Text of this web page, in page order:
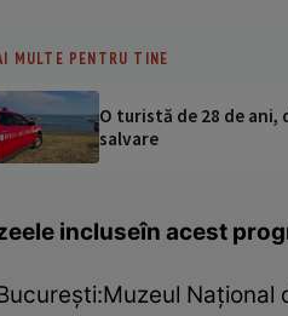
MULTE PENTRU TINE
O turistă de 28 de ani,
salvare
incluseîn acest
Naţional